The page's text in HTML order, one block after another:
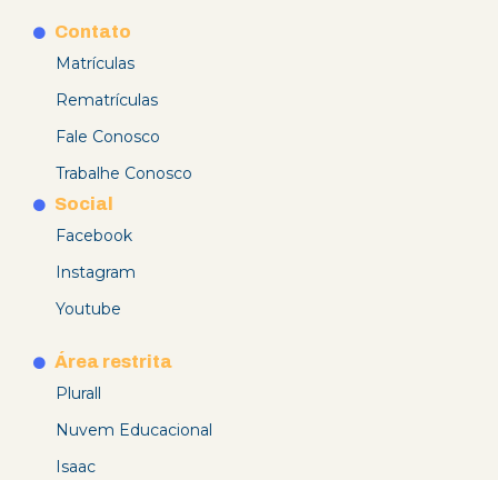
Contato
Matrículas
Rematrículas
Fale Conosco
Trabalhe Conosco
Social
Facebook
Instagram
Youtube
Área restrita
Plurall
Nuvem Educacional
Isaac